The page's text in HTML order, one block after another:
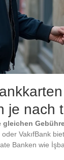
je nach
VakıfBank
Banken wie